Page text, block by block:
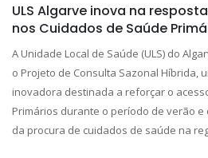
ULS Algarve inova na
nos Cuidados de Saúde
A Unidade Local de Saúde (ULS) do
o Projeto de Consulta Sazonal Híbrida,
inovadora destinada a reforçar o
Primários durante o período de verão
da procura de cuidados de saúde na